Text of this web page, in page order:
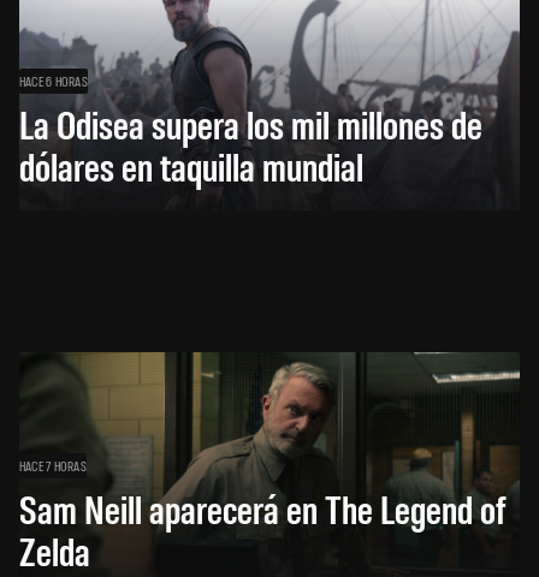
HACE 6 HORAS
La Odisea supera los mil millones de
dólares en taquilla mundial
HACE 7 HORAS
Sam Neill aparecerá en The Legend of
Zelda